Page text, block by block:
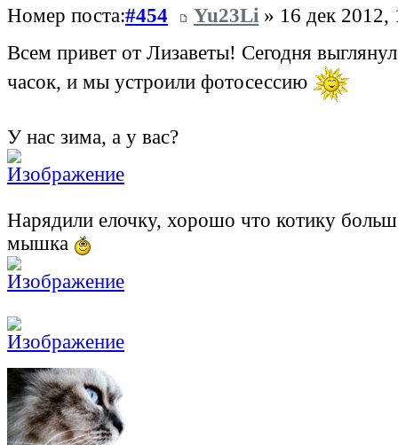
Номер поста:#454 Yu23Li » 16 дек 2012,
Всем привет от Лизаветы! Сегодня
часок, и мы устроили фотосессию
У нас зима, а у вас?
Нарядили елочку, хорошо что котику
мышка